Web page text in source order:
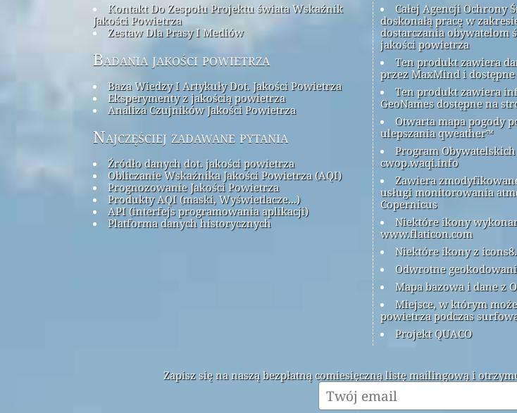
Kontakt Do Zespołu Projektu świata Wskaźnik
Jakości Powietrza
Zestaw Dla Prasy I Mediów
Badania jakości powietrza
Baza Wiedzy I Artykuły Dot. Jakości Powietrza
Eksperymenty z jakością powietrza
Analiza Czujników Jakości Powietrza
Najczęściej zadawane pytania
Źródło danych dot. jakości powietrza
Obliczanie Wskaźnika Jakości Powietrza (AQI)
Prognozowanie Jakości Powietrza
Produkty AQI (maski, Wyświetlacze...)
API (interfejs programowania aplikacji)
Platforma danych historycznych
Całej Agencji Ochrony
doskonałą pracę w
dostarczania obywatelom
jakości powietrza
Ten produkt zawiera
przez MaxMind i
Ten produkt zawiera
GeoNames dostępne na
Otwarta mapa pogody
ulepszania qweather™
Program
cwop.waqi.info
Zawiera
usługi monitorowania
Copernicus
Niektóre ikony
www.flaticon.com
Niektóre ikony z
Odwrotne
Mapa bazowa i dane z
Miejsce, w którym
powietrza podczas
Projekt QUACO
Zapisz się na naszą bezpłatną comiesięczną listę mailingową i